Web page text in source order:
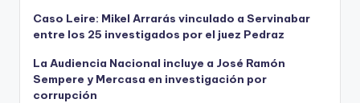
Caso Leire: Mikel Arrarás vinculado a Servinabar
entre los 25 investigados por el juez Pedraz
La Audiencia Nacional incluye a José Ramón
Sempere y Mercasa en investigación por
corrupción